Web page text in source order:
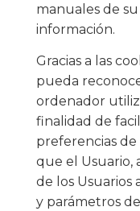
manuales de
información.
Gracias a las
pueda
ordenador
finalidad de
preferencias
que el Usuario,
de los Usuarios
y parámetros